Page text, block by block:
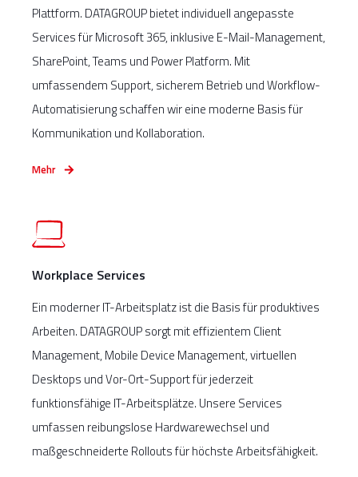
Plattform. DATAGROUP bietet individuell angepasste
Services für Microsoft 365, inklusive E-Mail-Management,
SharePoint, Teams und Power Platform. Mit
umfassendem Support, sicherem Betrieb und Workflow-
Automatisierung schaffen wir eine moderne Basis für
Kommunikation und Kollaboration.
Mehr
Workplace Services
Ein moderner IT-Arbeitsplatz ist die Basis für produktives
Arbeiten. DATAGROUP sorgt mit effizientem Client
Management, Mobile Device Management, virtuellen
Desktops und Vor-Ort-Support für jederzeit
funktionsfähige IT-Arbeitsplätze. Unsere Services
umfassen reibungslose Hardwarewechsel und
maßgeschneiderte Rollouts für höchste Arbeitsfähigkeit.